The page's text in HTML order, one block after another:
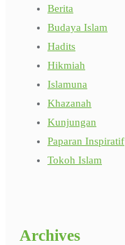
Berita
Budaya Islam
Hadits
Hikmiah
Islamuna
Khazanah
Kunjungan
Paparan Inspiratif
Tokoh Islam
Archives